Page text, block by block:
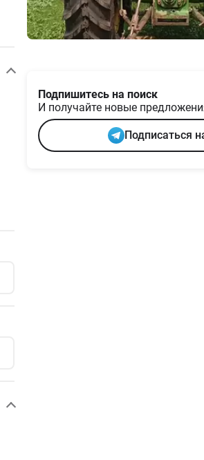
Подпишитесь на поиск
И получайте новые
Подписаться